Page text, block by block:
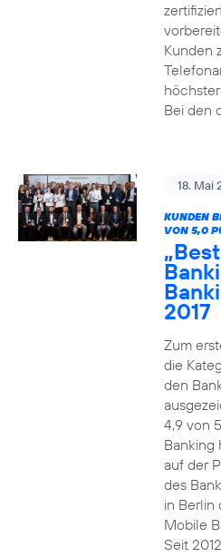
Kunden
Bei den
18. Mai
KUNDEN
VON 5,0
2017
Zum
die
den
4,9 von
Banking
auf der
des
in Berlin
Mobile
Seit